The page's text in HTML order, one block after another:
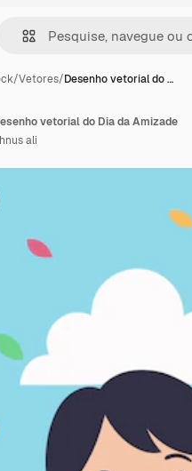
/Vetores/Desenho vetorial do …
vetorial do Dia da Amizade
ali